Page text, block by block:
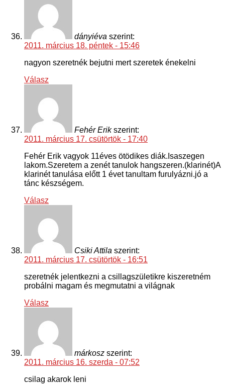
dányiéva szerint:
2011. március 18. péntek - 15:46
nagyon szeretnék bejutni mert szeretek énekelni
Válasz
Fehér Erik szerint:
2011. március 17. csütörtök - 17:40
Fehér Erik vagyok 11éves ötödikes diák.Isaszegen
lakom.Szeretem a zenét tanulok hangszeren.(klarinét)A
klarinét tanulása előtt 1 évet tanultam furulyázni.jó a
tánc készségem.
Válasz
Csiki Attila szerint:
2011. március 17. csütörtök - 16:51
szeretnék jelentkezni a csillagszületikre kiszeretném
probálni magam és megmutatni a világnak
Válasz
márkosz szerint:
2011. március 16. szerda - 07:52
csilag akarok leni